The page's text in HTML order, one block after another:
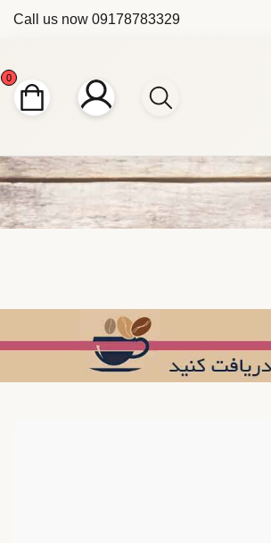
Call us now 09178783329
0